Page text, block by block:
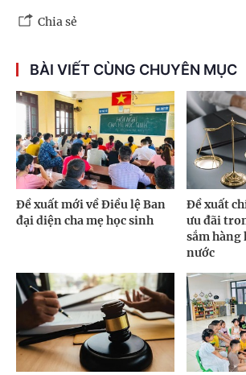
Chia sẻ
BÀI VIẾT CÙNG CHUYÊN MỤC
Đề xuất mới về Điều lệ Ban
đại diện cha mẹ học sinh
Đề xuất
ưu đãi
sắm hàng
nước